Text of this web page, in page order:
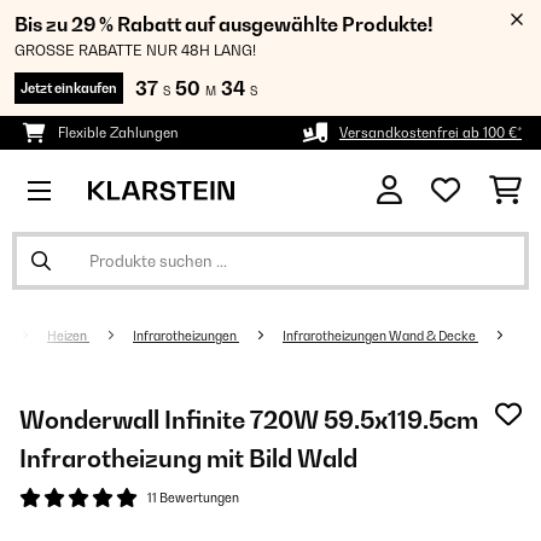
Bis zu 29 % Rabatt auf ausgewählte Produkte!
GROSSE RABATTE NUR 48H LANG!
Jetzt einkaufen 37 S 50 M 33 S
Flexible Zahlungen Versandkostenfrei ab 100 €*
Heizen Infrarotheizungen Infrarotheizungen Wand & Decke
Wonderwall Infinite 720W 59.5x119.5cm
Infrarotheizung mit Bild Wald
11 Bewertungen